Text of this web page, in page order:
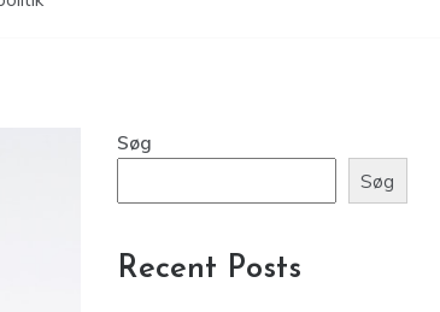
Søg
Søg
Recent Posts